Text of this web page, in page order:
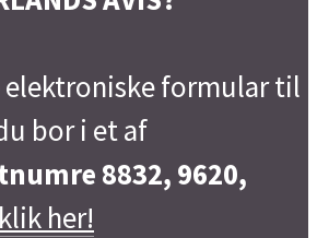
elektroniske formular til
bor i et af
8832, 9620,
klik her!